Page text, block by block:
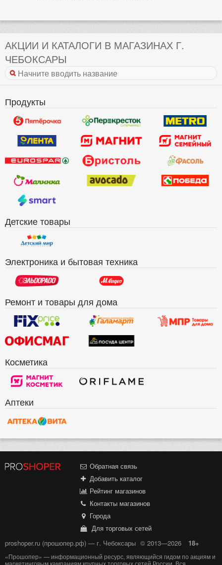
АКЦИИ И КАТАЛОГИ В МАГАЗИНАХ Г.
ЧЕБОКСАРЫ
Продукты
Детские товары
Электроника и бытовая техника
Ремонт и товары для дома
Косметика
Аптеки
Обратная связь
Добавить каталог
Рейтинг магазинов
Контакты магазинов
Города
Для торговых сетей
proshoper.ru (прошопер.рф) — г. Чебоксары © 2013—2026 18+
«Прошопер» — информационный ресурс, являющийся гидом по акциям и
маркетинговым кампаниям крупных торговых сетей России. Вся